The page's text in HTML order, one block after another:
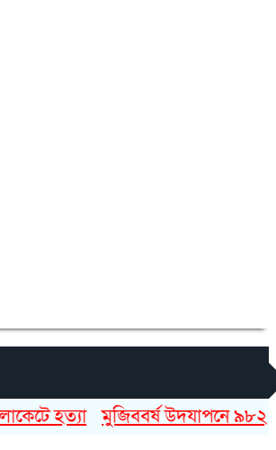
হত্যা মুজিববর্ষ উদযাপনে ৯৮২